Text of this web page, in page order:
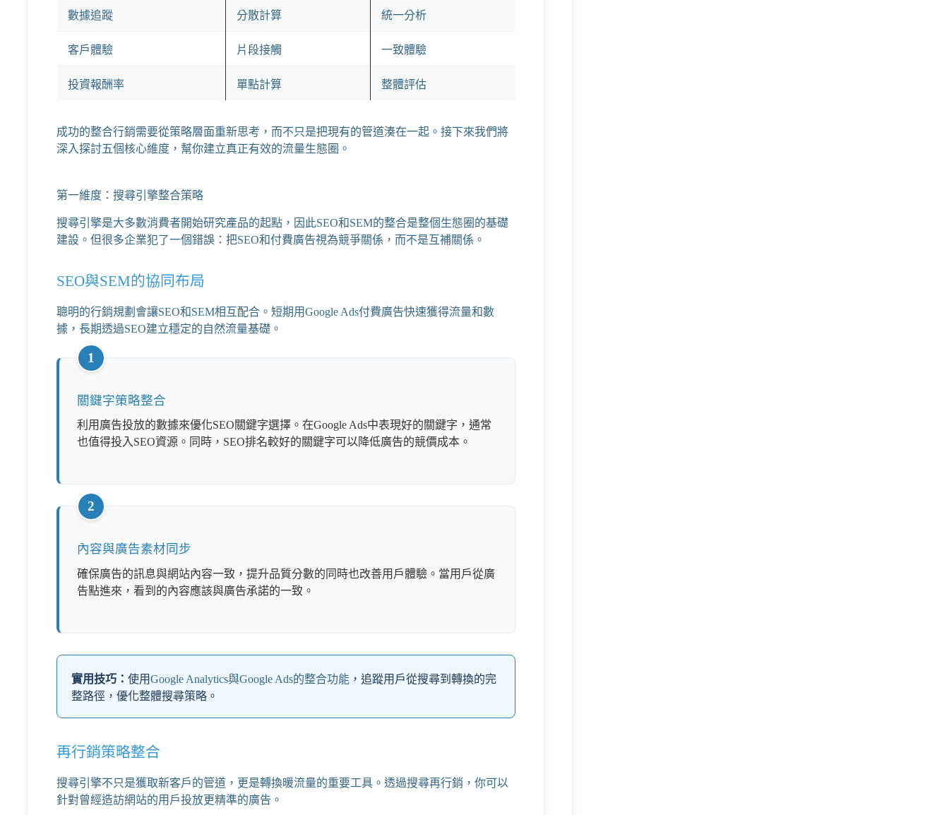
數據追蹤 分散計算 統一分析
客戶體驗 片段接觸 一致體驗
投資報酬率 單點計算 整體評估
成功的整合行銷需要從策略層面重新思考，而不只是把現有的管道湊在一起。接下來我們將
深入探討五個核心維度，幫你建立真正有效的流量生態圈。
第一維度：搜尋引擎整合策略
搜尋引擎是大多數消費者開始研究產品的起點，因此SEO和SEM的整合是整個生態圈的基礎
建設。但很多企業犯了一個錯誤：把SEO和付費廣告視為競爭關係，而不是互補關係。
SEO與SEM的協同布局
聰明的行銷規劃會讓SEO和SEM相互配合。短期用Google Ads付費廣告快速獲得流量和數
據，長期透過SEO建立穩定的自然流量基礎。
1
關鍵字策略整合
利用廣告投放的數據來優化SEO關鍵字選擇。在Google Ads中表現好的關鍵字，通常
也值得投入SEO資源。同時，SEO排名較好的關鍵字可以降低廣告的競價成本。
2
內容與廣告素材同步
確保廣告的訊息與網站內容一致，提升品質分數的同時也改善用戶體驗。當用戶從廣
告點進來，看到的內容應該與廣告承諾的一致。
實用技巧： 使用Google Analytics與Google Ads的整合功能 ，追蹤用戶從搜尋到轉換的完
整路徑，優化整體搜尋策略。
再行銷策略整合
搜尋引擎不只是獲取新客戶的管道，更是轉換暖流量的重要工具。透過搜尋再行銷，你可以
針對曾經造訪網站的用戶投放更精準的廣告。